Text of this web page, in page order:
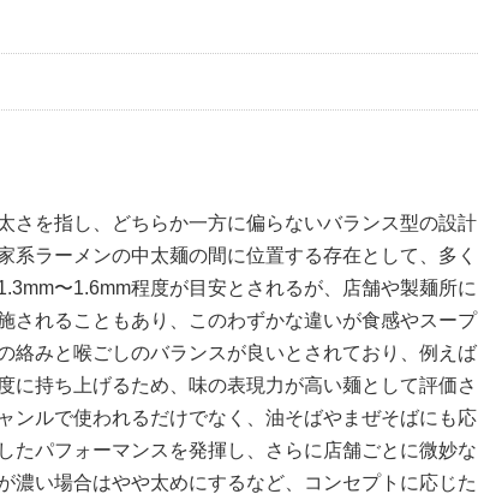
さを指し、どちらか一方に偏らないバランス型の設計
ラーメンの中太麺の間に位置する存在として、多く
〜1.6mm程度が目安とされるが、店舗や製麺所に
されることもあり、このわずかな違いが食感やスープ
絡みと喉ごしのバランスが良いとされており、例えば
に持ち上げるため、味の表現力が高い麺として評価さ
ンルで使われるだけでなく、油そばやまぜそばにも応
たパフォーマンスを発揮し、さらに店舗ごとに微妙な
濃い場合はやや太めにするなど、コンセプトに応じた